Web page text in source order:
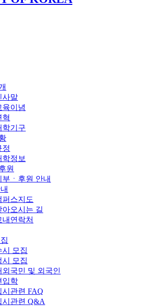
사말
육이념
혁
학기구
정
학정보
원
부ㆍ후원 안내
퍼스지도
아오시는 길
내연락처
시 모집
시 모집
외국민 및 외국인
입학
시관련 FAQ
시관련 Q&A